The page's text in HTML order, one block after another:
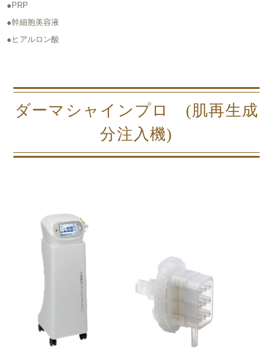
●PRP
●幹細胞美容液
●ヒアルロン酸
ダーマシャインプロ (肌再生成
分注入機)